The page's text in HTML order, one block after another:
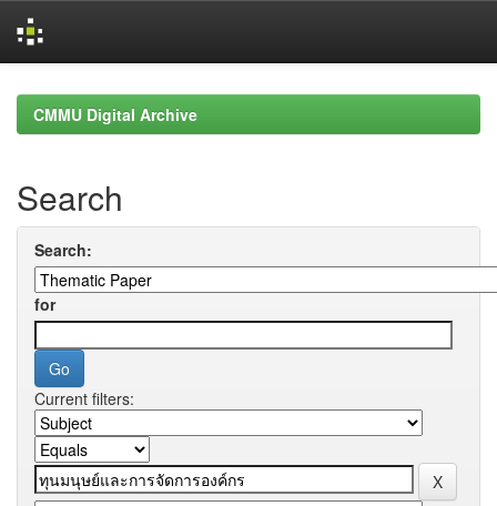
navigationCMMU Digital Archive
Search
Search:
for
Current filters: